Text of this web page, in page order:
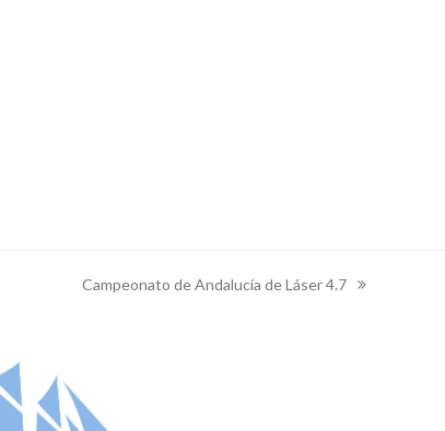
next
Campeonato de Andalucía de Láser 4.7